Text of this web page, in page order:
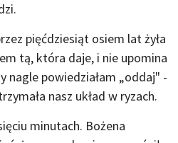
pięćdziesiąt osiem lat żyła
tą, która daje, i nie upomina
nagle powiedziałam „oddaj" -
nasz układ w ryzach.
minutach. Bożena